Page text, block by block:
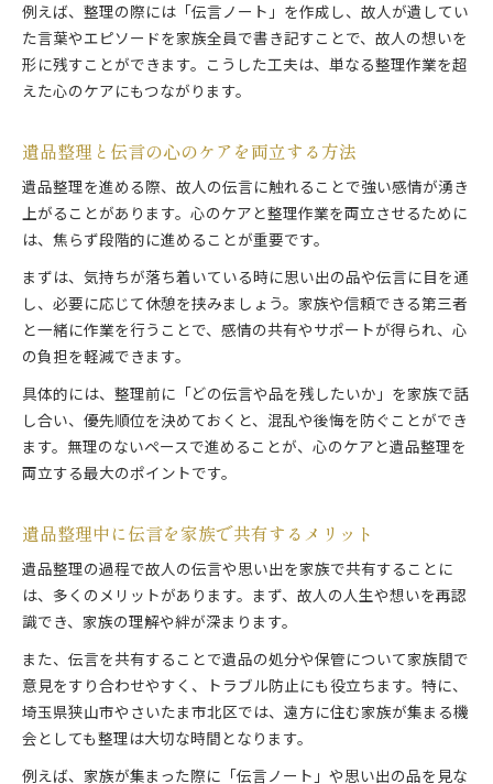
例えば、整理の際には「伝言ノート」を作成し、故人が遺してい
た言葉やエピソードを家族全員で書き記すことで、故人の想いを
形に残すことができます。こうした工夫は、単なる整理作業を超
えた心のケアにもつながります。
遺品整理と伝言の心のケアを両立する方法
遺品整理を進める際、故人の伝言に触れることで強い感情が湧き
上がることがあります。心のケアと整理作業を両立させるために
は、焦らず段階的に進めることが重要です。
まずは、気持ちが落ち着いている時に思い出の品や伝言に目を通
し、必要に応じて休憩を挟みましょう。家族や信頼できる第三者
と一緒に作業を行うことで、感情の共有やサポートが得られ、心
の負担を軽減できます。
具体的には、整理前に「どの伝言や品を残したいか」を家族で話
し合い、優先順位を決めておくと、混乱や後悔を防ぐことができ
ます。無理のないペースで進めることが、心のケアと遺品整理を
両立する最大のポイントです。
遺品整理中に伝言を家族で共有するメリット
遺品整理の過程で故人の伝言や思い出を家族で共有することに
は、多くのメリットがあります。まず、故人の人生や想いを再認
識でき、家族の理解や絆が深まります。
また、伝言を共有することで遺品の処分や保管について家族間で
意見をすり合わせやすく、トラブル防止にも役立ちます。特に、
埼玉県狭山市やさいたま市北区では、遠方に住む家族が集まる機
会としても整理は大切な時間となります。
例えば、家族が集まった際に「伝言ノート」や思い出の品を見な